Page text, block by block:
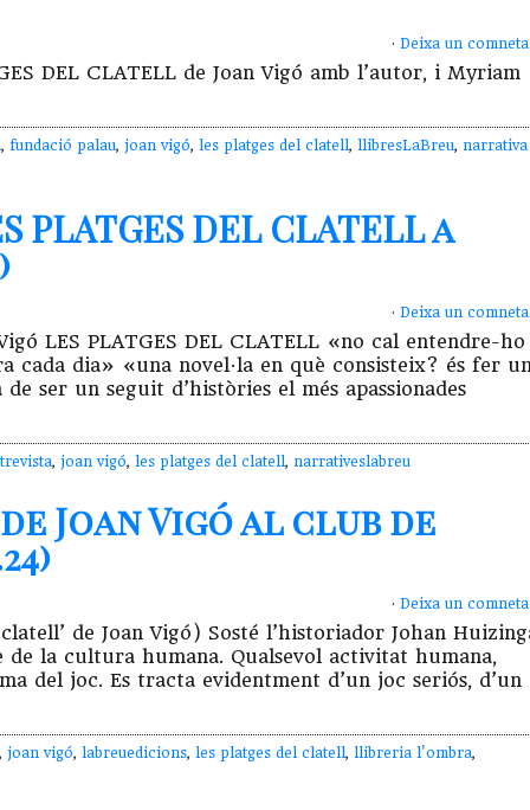
· Deixa un
DEL CLATELL de Joan Vigó amb l’autor, i Myriam
, fundació palau, joan vigó, les platges del clatell, llibresLaBreu, narrativa
DEL CLATELL a
· Deixa un
LES PLATGES DEL CLATELL «no cal entendre-ho
dia» «una novel·la en què consisteix? és fer
ser un seguit d’històries el més apassionades
, joan vigó, les platges del clatell, narrativeslabreu
de Joan Vigó al club de
· Deixa un
de Joan Vigó) Sosté l’historiador Johan
la cultura humana. Qualsevol activitat humana,
del joc. Es tracta evidentment d’un joc seriós, d’un
, joan vigó, labreuedicions, les platges del clatell, llibreria l'ombra,